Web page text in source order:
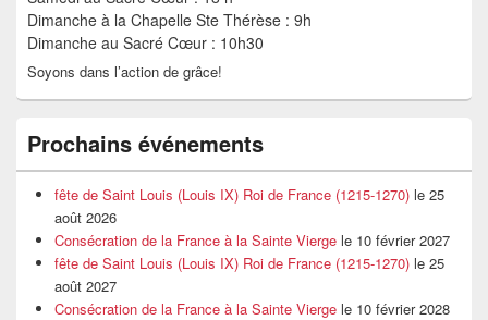
Dimanche à la Chapelle Ste Thérèse : 9h
Dimanche au Sacré Cœur : 10h30
Soyons dans l’action de grâce!
Prochains événements
fête de Saint Louis (Louis IX) Roi de France (1215-1270) le 25
août 2026
Consécration de la France à la Sainte Vierge le 10 février 2027
fête de Saint Louis (Louis IX) Roi de France (1215-1270) le 25
août 2027
Consécration de la France à la Sainte Vierge le 10 février 2028